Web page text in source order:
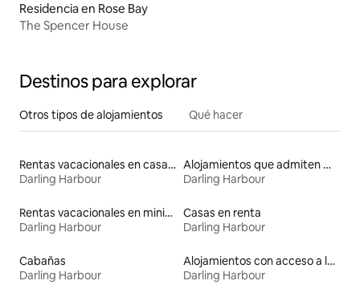
Residencia en Rose Bay
The Spencer House
Destinos para explorar
Otros tipos de alojamientos Qué hacer
Rentas vacacionales en casas rodantes
Darling Harbour
Alojamientos que admiten mascotas
Darling Harbour
Rentas vacacionales en minicasas
Darling Harbour
Casas en renta
Darling Harbour
Cabañas
Darling Harbour
Alojamientos con acceso a la playa
Darling Harbour